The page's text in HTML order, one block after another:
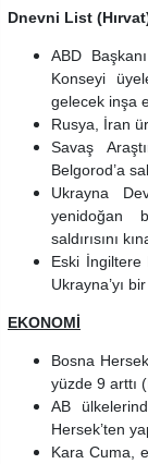
Dnevni List
ABD
Konseyi
gelecek inşa
Rusya, İran
Savaş
Belgorod’a
Ukrayna
yenidoğan
saldırısını
Eski İngiltere
Ukrayna’yı
EKONOMİ
Bosna
yüzde 9 arttı
AB
Hersek’ten
Kara Cuma,